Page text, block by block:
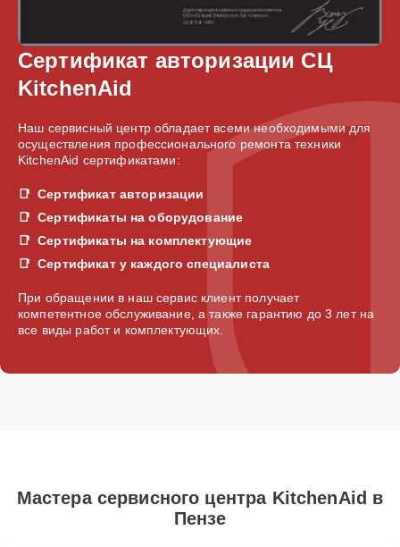
Сертификат авторизации СЦ
KitchenAid
Наш сервисный центр обладает всеми необходимыми для
осуществления профессионального ремонта техники
KitchenAid сертификатами:
Сертификат авторизации
Сертификаты на оборудование
Сертификаты на комплектующие
Сертификат у каждого специалиста
При обращении в наш сервис клиент получает
компетентное обслуживание, а также гарантию до 3 лет на
все виды работ и комплектующих.
Мастера сервисного центра KitchenAid в
Пензе